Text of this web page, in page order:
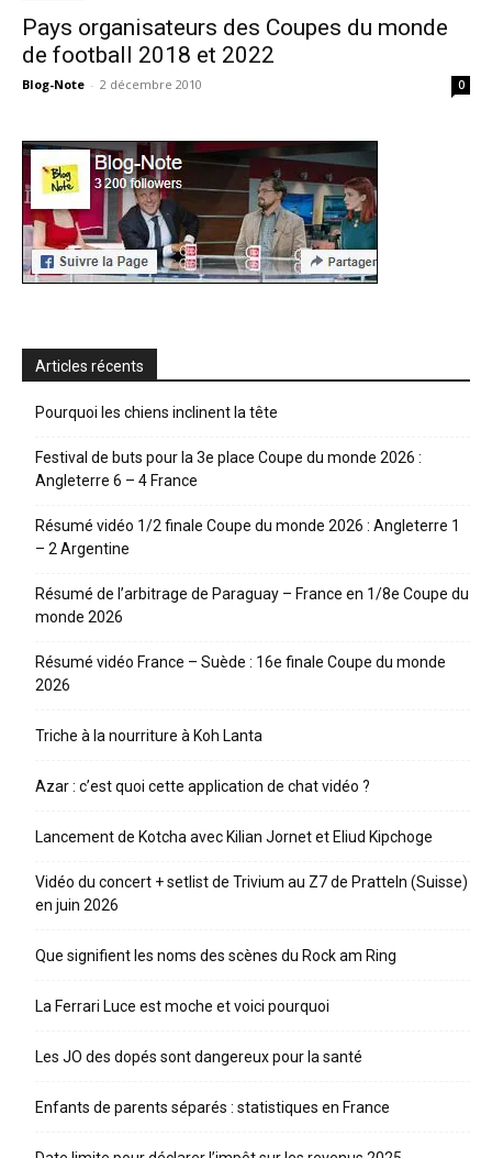
Pays organisateurs des Coupes du monde
de football 2018 et 2022
Blog-Note - 2 décembre 2010 0
Articles récents
Pourquoi les chiens inclinent la tête
Festival de buts pour la 3e place Coupe du monde 2026 :
Angleterre 6 – 4 France
Résumé vidéo 1/2 finale Coupe du monde 2026 : Angleterre 1
– 2 Argentine
Résumé de l’arbitrage de Paraguay – France en 1/8e Coupe du
monde 2026
Résumé vidéo France – Suède : 16e finale Coupe du monde
2026
Triche à la nourriture à Koh Lanta
Azar : c’est quoi cette application de chat vidéo ?
Lancement de Kotcha avec Kilian Jornet et Eliud Kipchoge
Vidéo du concert + setlist de Trivium au Z7 de Pratteln (Suisse)
en juin 2026
Que signifient les noms des scènes du Rock am Ring
La Ferrari Luce est moche et voici pourquoi
Les JO des dopés sont dangereux pour la santé
Enfants de parents séparés : statistiques en France